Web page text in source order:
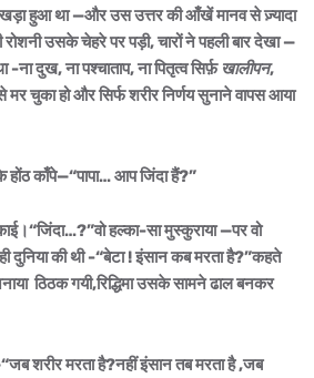
हुआ था —और उस उत्तर की आँखें मानव से ज़्यादा
उसके चेहरे पर पड़ी, चारों ने पहली बार देखा —
ना दुख, ना पश्चाताप, ना पितृत्व सिर्फ़ खालीपन,
चुका हो और सिर्फ शरीर निर्णय सुनाने वापस आया
काँपे—“पापा… आप जिंदा हैं?”
हल्का-सा मुस्कुराया —पर वो
दुनिया की थी -“बेटा ! इंसान कब मरता है?”कहते
ठिठक गयी,रिद्धिमा उसके सामने ढाल बनकर
शरीर मरता है?नहीं इंसान तब मरता है ,जब